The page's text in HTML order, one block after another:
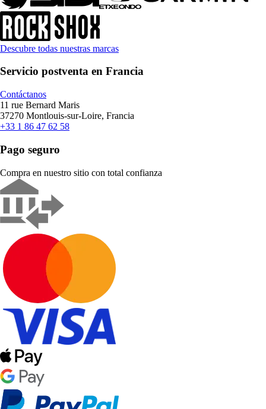
Descubre todas nuestras marcas
Servicio postventa en Francia
Contáctanos
11 rue Bernard Maris
37270 Montlouis-sur-Loire, Francia
+33 1 86 47 62 58
Pago seguro
Compra en nuestro sitio con total confianza